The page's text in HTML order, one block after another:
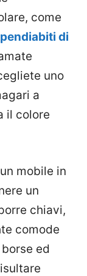
come
di
uno
a
il colore
mobile in
un
chiavi,
comode
ed